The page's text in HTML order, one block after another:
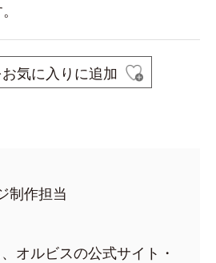
気に入りに追加
制作担当
オルビスの公式サイト・